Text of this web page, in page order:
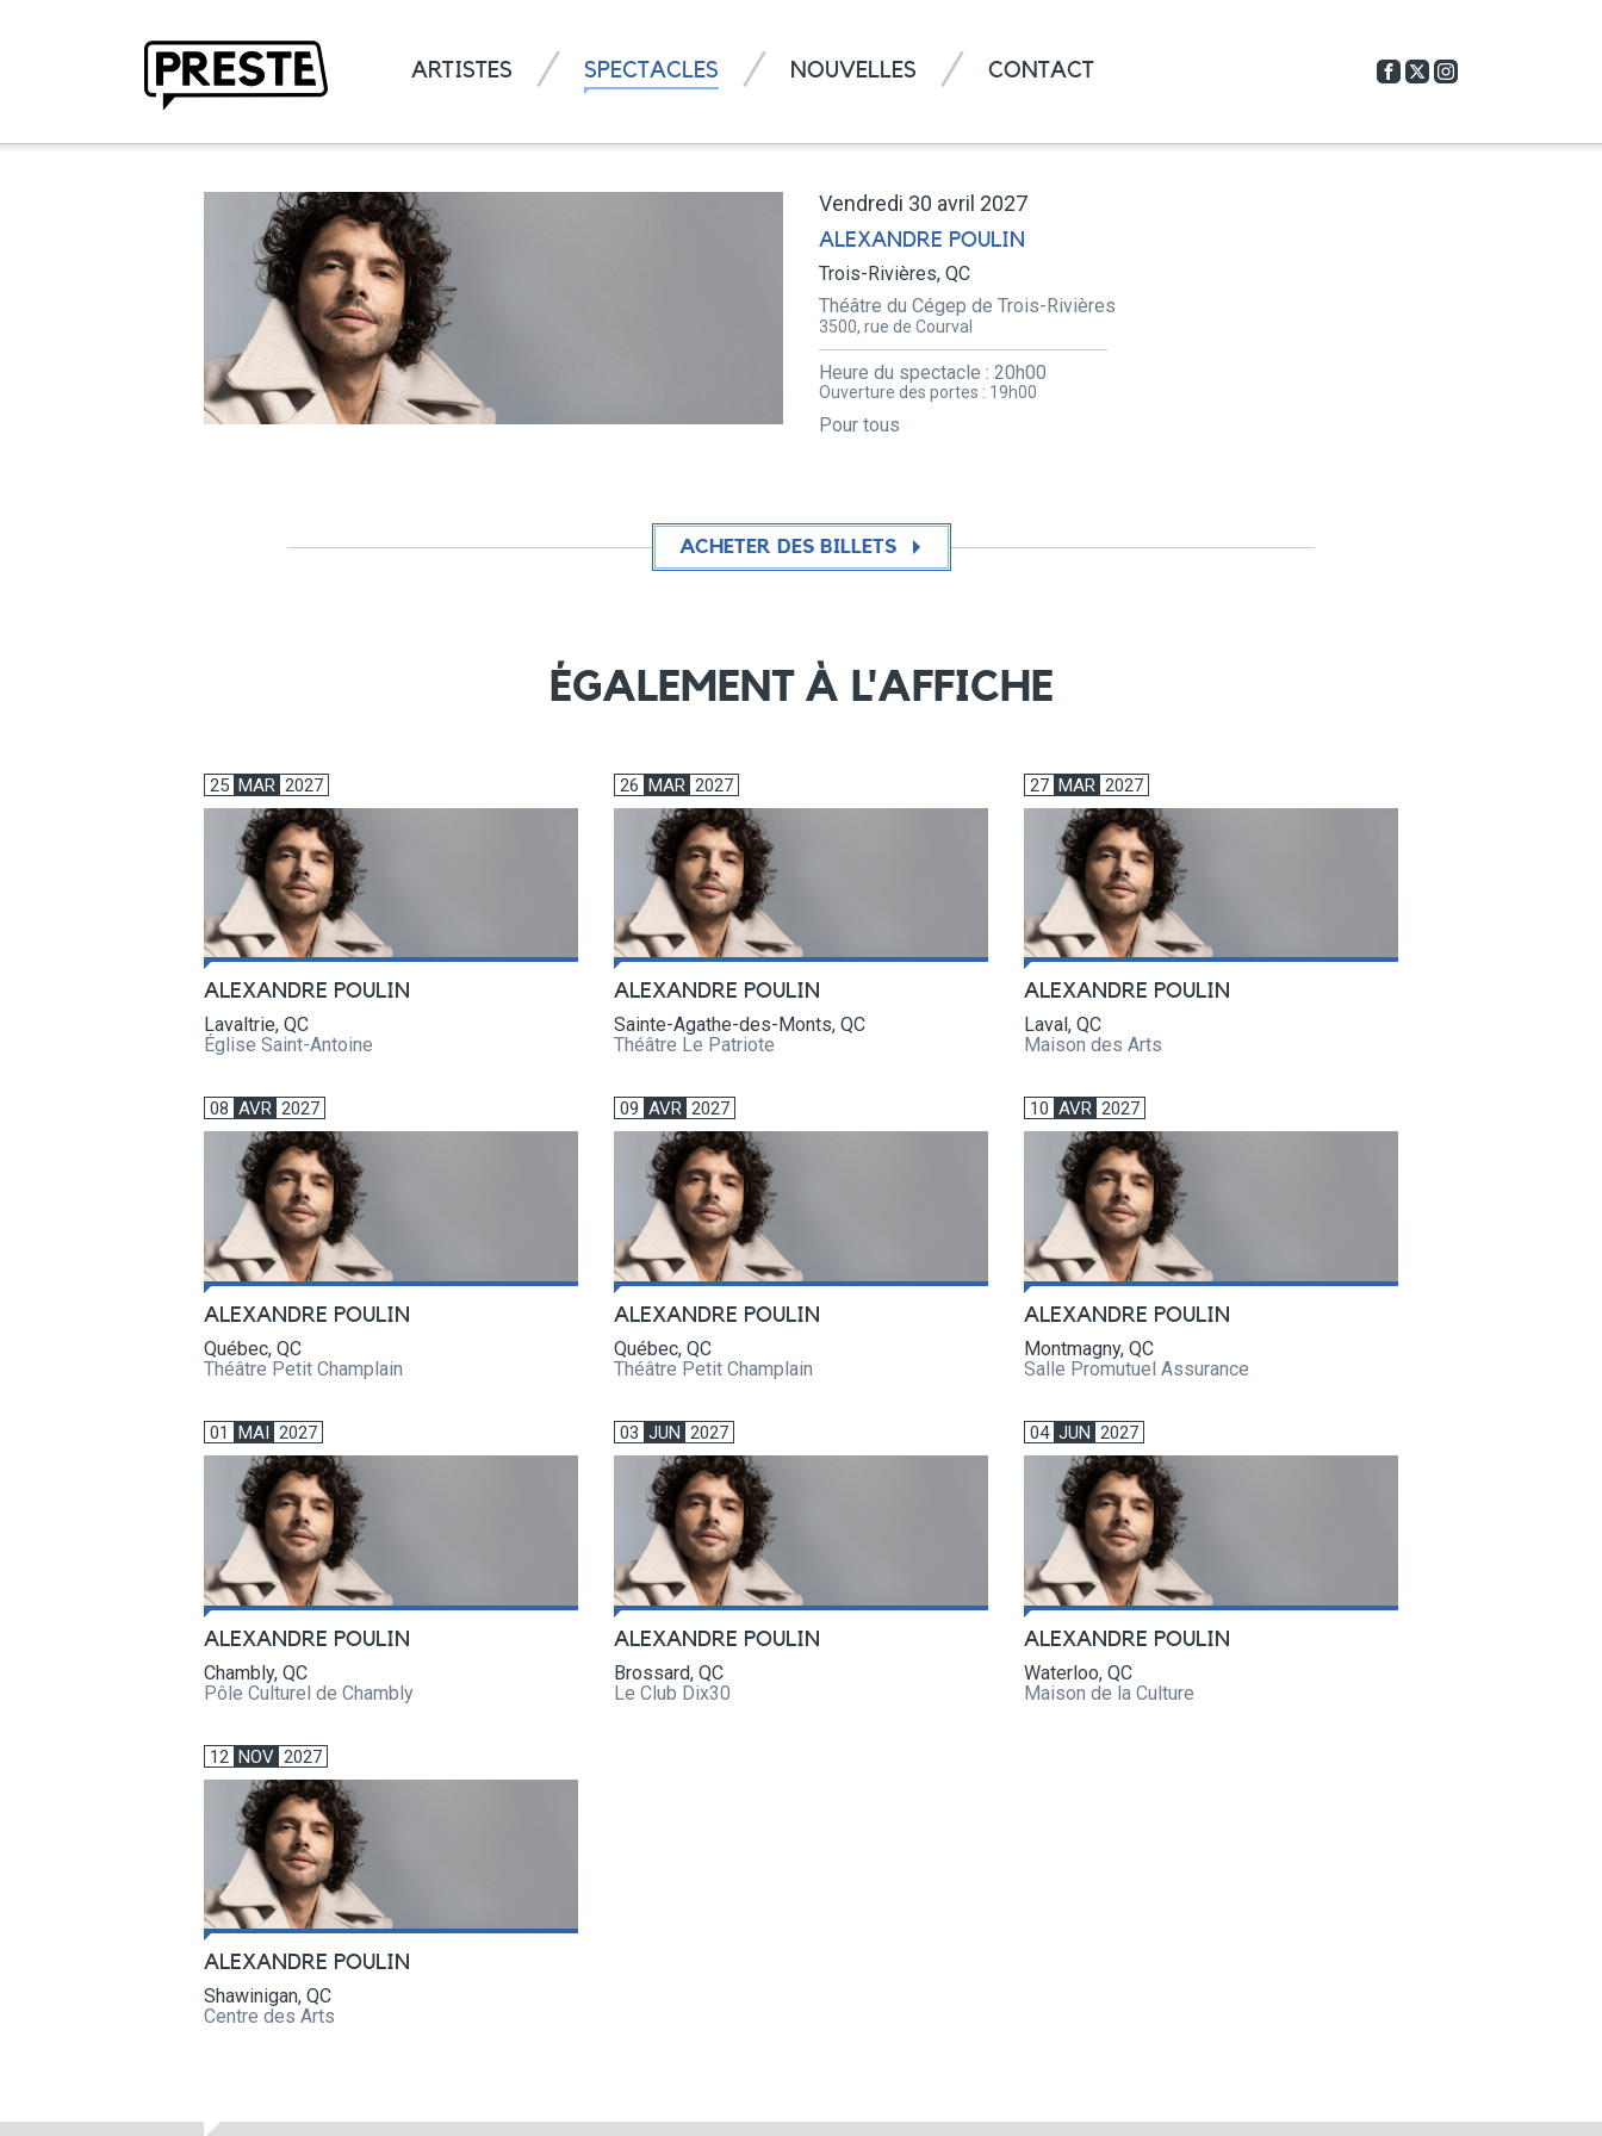
ARTISTES SPECTACLES NOUVELLES CONTACT
Vendredi 30 avril 2027
ALEXANDRE POULIN
Trois-Rivières, QC
Théâtre du Cégep de Trois-Rivières
3500, rue de Courval
Heure du spectacle : 20h00
Ouverture des portes : 19h00
Pour tous
ACHETER DES BILLETS
ÉGALEMENT À L'AFFICHE
25 MAR 2027
ALEXANDRE POULIN
Lavaltrie, QC
Église Saint-Antoine
26 MAR 2027
ALEXANDRE POULIN
Sainte-Agathe-des-Monts, QC
Théâtre Le Patriote
27 MAR 2027
ALEXANDRE POULIN
Laval, QC
Maison des Arts
08 AVR 2027
ALEXANDRE POULIN
Québec, QC
Théâtre Petit Champlain
09 AVR 2027
ALEXANDRE POULIN
Québec, QC
Théâtre Petit Champlain
10 AVR 2027
ALEXANDRE POULIN
Montmagny, QC
Salle Promutuel Assurance
01 MAI 2027
ALEXANDRE POULIN
Chambly, QC
Pôle Culturel de Chambly
03 JUN 2027
ALEXANDRE POULIN
Brossard, QC
Le Club Dix30
04 JUN 2027
ALEXANDRE POULIN
Waterloo, QC
Maison de la Culture
12 NOV 2027
ALEXANDRE POULIN
Shawinigan, QC
Centre des Arts